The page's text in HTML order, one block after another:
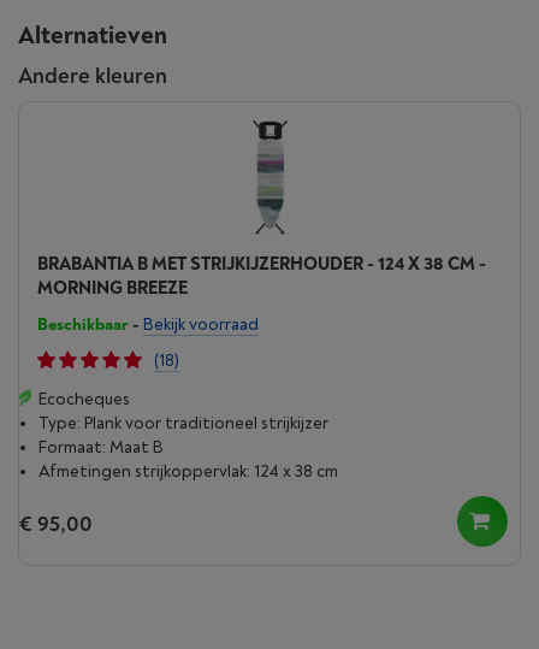
Alternatieven
Andere kleuren
BRABANTIA B MET STRIJKIJZERHOUDER - 124 X 38 CM -
MORNING BREEZE
Beschikbaar- Bekijk voorraad
(18)
Ecocheques
Type: Plank voor traditioneel strijkijzer
Formaat: Maat B
Afmetingen strijkoppervlak: 124 x 38 cm
€ 95,00